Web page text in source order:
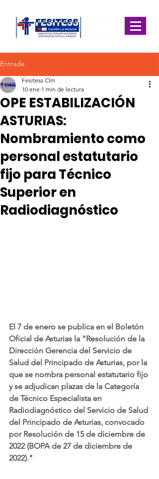
Entrada
OPE ESTABILIZACIÓN
ASTURIAS:
Nombramiento como
personal estatutario
fijo para Técnico
Superior en
Radiodiagnóstico
Fesitess Clm
10 ene 1 min de lectura
El 7 de enero se publica en el Boletón
Oficial de Asturias la "Resolución de la
Dirección Gerencia del Servicio de
Salud del Principado de Asturias, por la
que se nombra personal estatutario fijo
y se adjudican plazas de la Categoría
de Técnico Especialista en
Radiodiagnóstico del Servicio de Salud
del Principado de Asturias, convocado
por Resolución de 15 de diciembre de
2022 (BOPA de 27 de diciembre de
2022)."